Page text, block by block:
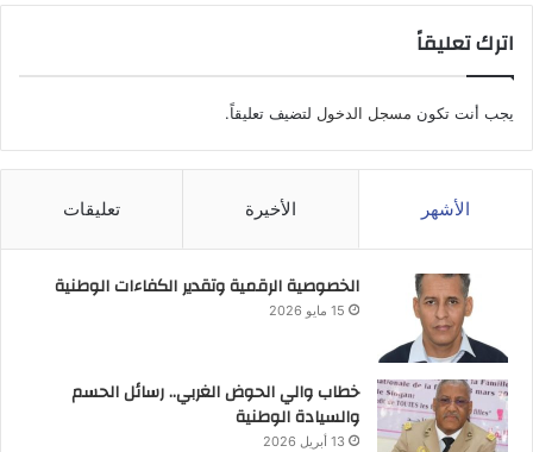
اترك تعليقاً
يجب أنت تكون مسجل الدخول لتضيف تعليقاً.
الأشهر الأخيرة تعليقات
الخصوصية الرقمية وتقدير الكفاءات الوطنية
15 مايو 2026
خطاب والي الحوض الغربي.. رسائل الحسم
والسيادة الوطنية
13 أبريل 2026